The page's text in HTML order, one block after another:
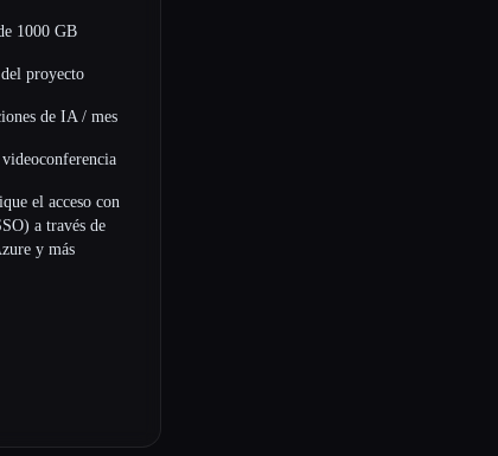
1000 GB
proyecto
de IA / mes
el acceso con
a través de
y más